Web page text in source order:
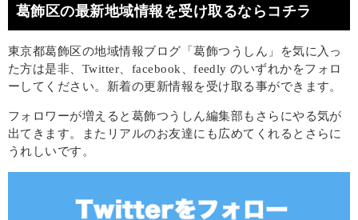
葛飾区の最新地域情報を受け取るならコチラ
東京都葛飾区の地域情報ブログ「葛飾つうしん」を気に入っ
た方は是非、Twitter、facebook、feedly のいずれかをフォロ
ーしてください。新着の更新情報を受け取る事ができます。
フォロワーが増えると葛飾つうしん編集部もさらにやる気が
出てきます。またリアルのお友達にも広めてくれるとさらに
うれしいです。